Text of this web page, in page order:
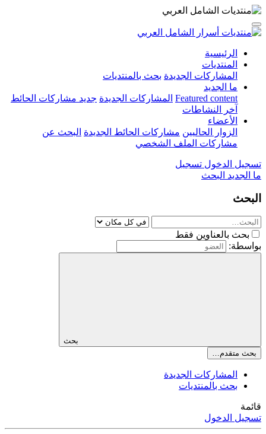
الرئيسية
المنتديات
المشاركات الجديدة بحث بالمنتديات
ما الجديد
Featured content المشاركات الجديدة جديد مشاركات الحائط
آخر النشاطات
الأعضاء
الزوار الحاليين مشاركات الحائط الجديدة البحث عن
مشاركات الملف الشخصي
تسجيل الدخول تسجيل
ما الجديد البحث
البحث
بحث بالعناوين فقط
بواسطة:
بحث
بحث متقدم…
المشاركات الجديدة
بحث بالمنتديات
قائمة
تسجيل الدخول